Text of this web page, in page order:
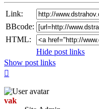
Link:
BBcode:
HTML:
Hide post links
Show post links
vak